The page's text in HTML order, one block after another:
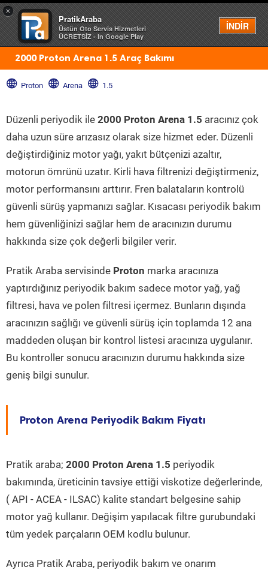
×
PratikAraba
Üstün Oto Servis Hizmetleri
ÜCRETSİZ - In Google Play
İNDİR
Menü
2000 Proton Arena 1.5 Araç Bakımı
Proton Arena 1.5
Düzenli periyodik ile 2000 Proton Arena 1.5 aracınız çok
daha uzun süre arızasız olarak size hizmet eder. Düzenli
değiştirdiğiniz motor yağı, yakıt bütçenizi azaltır,
motorun ömrünü uzatır. Kirli hava filtrenizi değiştirmeniz,
motor performansını arttırır. Fren balataların kontrolü
güvenli sürüş yapmanızı sağlar. Kısacası periyodik bakım
hem güvenliğinizi sağlar hem de aracınızın durumu
hakkında size çok değerli bilgiler verir.
Pratik Araba servisinde Proton marka aracınıza
yaptırdığınız periyodik bakım sadece motor yağ, yağ
filtresi, hava ve polen filtresi içermez. Bunların dışında
aracınızın sağlığı ve güvenli sürüş için toplamda 12 ana
maddeden oluşan bir kontrol listesi aracınıza uygulanır.
Bu kontroller sonucu aracınızın durumu hakkında size
geniş bilgi sunulur.
Proton Arena Periyodik Bakım Fiyatı
Pratik araba; 2000 Proton Arena 1.5 periyodik
bakımında, üreticinin tavsiye ettiği viskotize değerlerinde,
( API - ACEA - ILSAC) kalite standart belgesine sahip
motor yağ kullanır. Değişim yapılacak filtre gurubundaki
tüm yedek parçaların OEM kodlu bulunur.
Ayrıca Pratik Araba, periyodik bakım ve onarım